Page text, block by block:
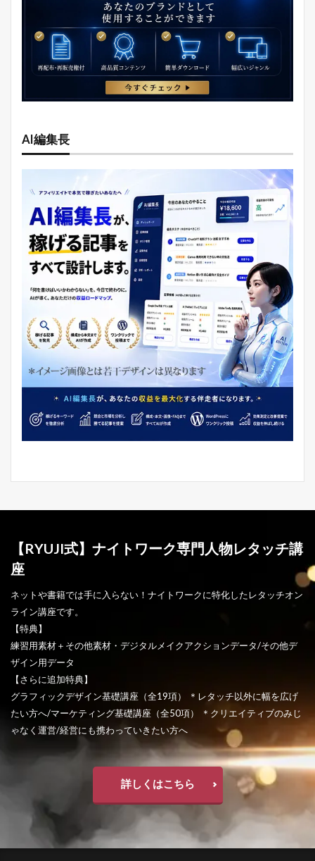
AI編集長
【RYUJI式】ナイトワーク専門人物レタッチ講
座
ネットや書籍では手に入らない！ナイトワークに特化したレタッチオン
ライン講座です。
【特典】
練習用素材＋その他素材・デジタルメイクアクションデータ/その他デ
ザイン用データ
【さらに追加特典】
グラフィックデザイン基礎講座（全19項） ＊レタッチ以外に幅を広げ
たい方へ/マーケティング基礎講座（全50項） ＊クリエイティブのみじ
ゃなく運営/経営にも携わっていきたい方へ
詳しくはこちら